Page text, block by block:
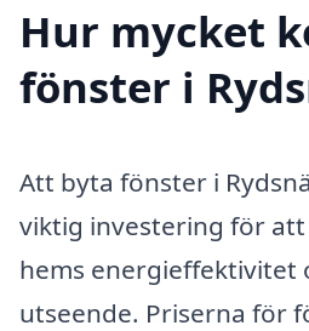
Hur mycket
fönster i
Att byta fönster i
viktig investering för
hems energieffektivitet
utseende. Priserna för